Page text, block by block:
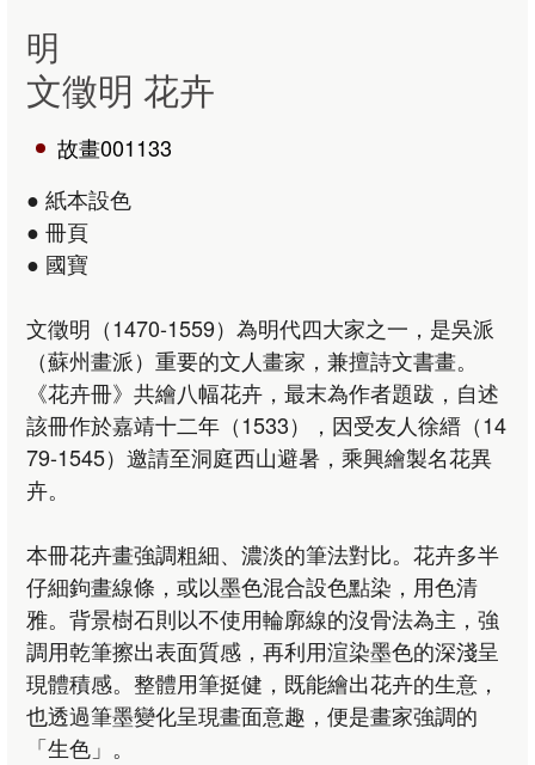
明
文徵明 花卉
故畫001133
● 紙本設色
● 冊頁
● 國寶
文徵明（1470-1559）為明代四大家之一，是吳派
（蘇州畫派）重要的文人畫家，兼擅詩文書畫。
《花卉冊》共繪八幅花卉，最末為作者題跋，自述
該冊作於嘉靖十二年（1533），因受友人徐縉（14
79-1545）邀請至洞庭西山避暑，乘興繪製名花異
卉。
本冊花卉畫強調粗細、濃淡的筆法對比。花卉多半
仔細鉤畫線條，或以墨色混合設色點染，用色清
雅。背景樹石則以不使用輪廓線的沒骨法為主，強
調用乾筆擦出表面質感，再利用渲染墨色的深淺呈
現體積感。整體用筆挺健，既能繪出花卉的生意，
也透過筆墨變化呈現畫面意趣，便是畫家強調的
「生色」。